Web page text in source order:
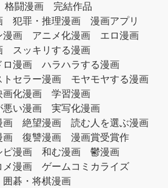
格闘漫画
完結作品
犯罪・推理漫画
漫画アプリ
漫画 アニメ化漫画
エロ漫画
スッキリする漫画
ロ漫画
ハラハラする漫画
トセラー漫画
モヤモヤする漫画
画化漫画
学習漫画
悪い漫画
実写化漫画
画 絶望漫画
読む人を選ぶ漫画
画 復讐漫画
漫画賞受賞作
ピ漫画 和む漫画
鬱漫画
メ漫画
ゲームコミカライズ
囲碁・将棋漫画